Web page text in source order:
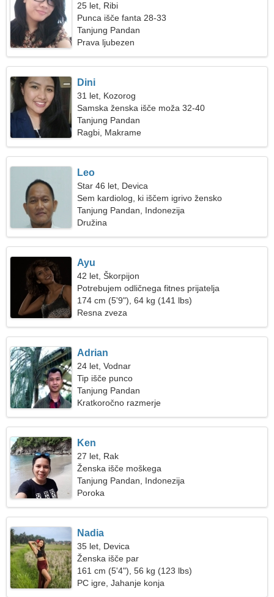
25 let, Ribi
Punca išče fanta 28-33
Tanjung Pandan
Prava ljubezen
Dini
31 let, Kozorog
Samska ženska išče moža 32-40
Tanjung Pandan
Ragbi, Makrame
Leo
Star 46 let, Devica
Sem kardiolog, ki iščem igrivo žensko
Tanjung Pandan, Indonezija
Družina
Ayu
42 let, Škorpijon
Potrebujem odličnega fitnes prijatelja
174 cm (5'9"), 64 kg (141 lbs)
Resna zveza
Adrian
24 let, Vodnar
Tip išče punco
Tanjung Pandan
Kratkoročno razmerje
Ken
27 let, Rak
Ženska išče moškega
Tanjung Pandan, Indonezija
Poroka
Nadia
35 let, Devica
Ženska išče par
161 cm (5'4"), 56 kg (123 lbs)
PC igre, Jahanje konja